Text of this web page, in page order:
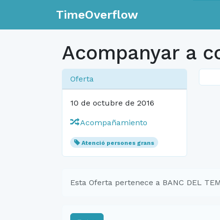
TimeOverflow
Acompanyar a
Oferta
10 de octubre de 2016
Acompañamiento
Atenció persones grans
Esta Oferta pertenece a BANC DEL